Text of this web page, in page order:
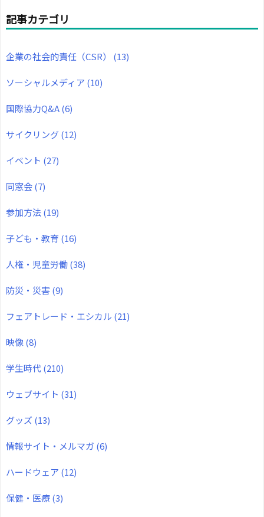
記事カテゴリ
企業の社会的責任（CSR） (13)
ソーシャルメディア (10)
国際協力Q&A(6)
サイクリング(12)
イベント (27)
同窓会(7)
参加方法(19)
子ども・教育 (16)
人権・児童労働(38)
防災・災害(9)
フェアトレード・エシカル (21)
映像(8)
学生時代(210)
ウェブサイト (31)
グッズ (13)
情報サイト・メルマガ (6)
ハードウェア (12)
保健・医療(3)